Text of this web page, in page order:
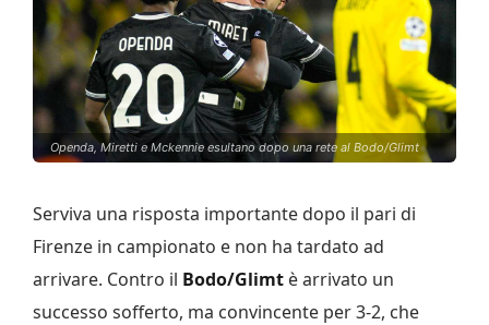
Openda, Miretti e Mckennie esultano dopo una rete al Bodo/Glimt
Serviva una risposta importante dopo il pari di
Firenze in campionato e non ha tardato ad
arrivare. Contro il Bodo/Glimt è arrivato un
successo sofferto, ma convincente per 3-2, che